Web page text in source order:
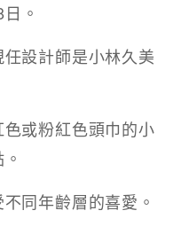
。
設計師是小林久美
或粉紅色頭巾的小
同年齡層的喜愛。